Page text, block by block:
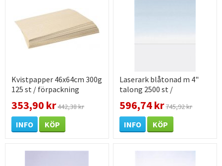
Kvistpapper 46x64cm 300g
125 st / förpackning
353,90 kr442,38 kr
INFO KÖP
Laserark blåtonad m 4"
talong 2500 st /
förpackning
596,74 kr745,92 kr
INFO KÖP